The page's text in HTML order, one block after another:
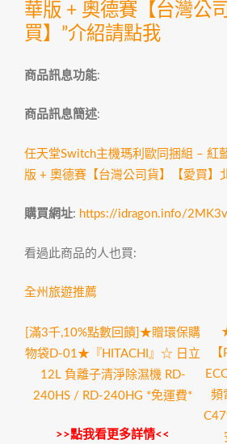
華版 + 奧德賽【台灣公
買】”介紹請點我
商品訊息功能:
商品訊息簡述:
任天堂Switch主機瑪利歐同捆組 – 紅
版 + 奧德賽【台灣公司貨】【愛買】
購買網址: https://idragon.info/2MK3v
看過此商品的人也買:
全州旅遊推薦
[滿3千,10%點數回饋]★贈環保購
物袋D-01★『HITACHI』☆ 日立
12L 負離子清淨除濕機 RD-
240HS / RD-240HG *免運費*
>>點我看更多詳情<<
頻